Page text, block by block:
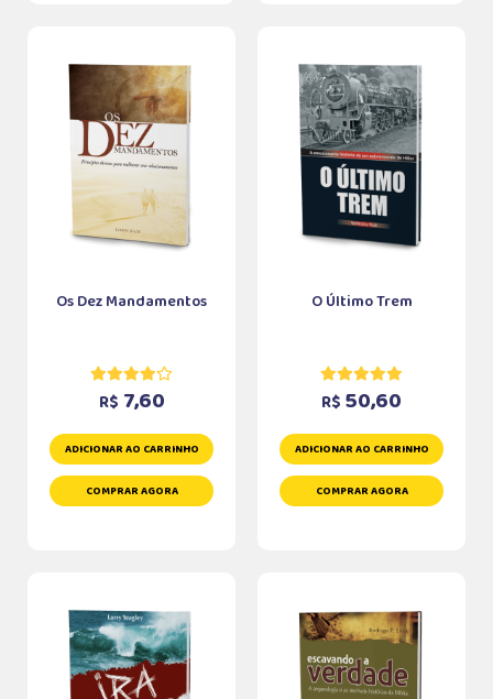
Os Dez Mandamentos
R$ 7,60
ADICIONAR AO CARRINHO
COMPRAR AGORA
O Último Trem
R$ 50,60
ADICIONAR AO CARRINHO
COMPRAR AGORA